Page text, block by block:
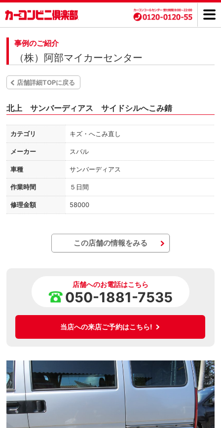
事例のご紹介
（株）阿部マイカーセンター
店舗詳細TOPに戻る
北上 サンバーディアス サイドシルへこみ錆
カテゴリ キズ・へこみ直し
メーカー スバル
車種 サンバーディアス
作業時間 ５日間
修理金額 58000
この店舗の情報をみる
店舗へのお電話はこちら
050-1881-7535
当店への来店ご予約はこちら!